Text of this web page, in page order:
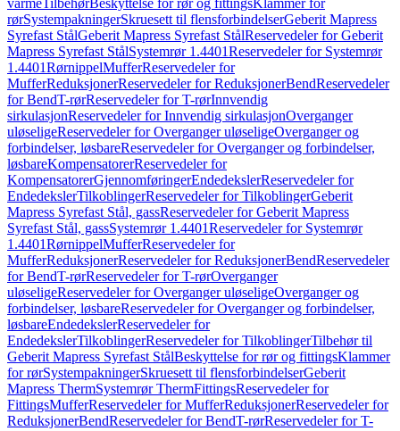
varmeTilbehørBeskyttelse for rør og fittingsKlammer for
rørSystempakningerSkruesett til flensforbindelserGeberit Mapress
Syrefast StålGeberit Mapress Syrefast StålReservedeler for Geberit
Mapress Syrefast StålSystemrør 1.4401Reservedeler for Systemrør
1.4401RørnippelMufferReservedeler for
MufferReduksjonerReservedeler for ReduksjonerBendReservedeler
for BendT-rørReservedeler for T-rørInnvendig
sirkulasjonReservedeler for Innvendig sirkulasjonOverganger
uløseligeReservedeler for Overganger uløseligeOverganger og
forbindelser, løsbareReservedeler for Overganger og forbindelser,
løsbareKompensatorerReservedeler for
KompensatorerGjennomføringerEndedekslerReservedeler for
EndedekslerTilkoblingerReservedeler for TilkoblingerGeberit
Mapress Syrefast Stål, gassReservedeler for Geberit Mapress
Syrefast Stål, gassSystemrør 1.4401Reservedeler for Systemrør
1.4401RørnippelMufferReservedeler for
MufferReduksjonerReservedeler for ReduksjonerBendReservedeler
for BendT-rørReservedeler for T-rørOverganger
uløseligeReservedeler for Overganger uløseligeOverganger og
forbindelser, løsbareReservedeler for Overganger og forbindelser,
løsbareEndedekslerReservedeler for
EndedekslerTilkoblingerReservedeler for TilkoblingerTilbehør til
Geberit Mapress Syrefast StålBeskyttelse for rør og fittingsKlammer
for rørSystempakningerSkruesett til flensforbindelserGeberit
Mapress ThermSystemrør ThermFittingsReservedeler for
FittingsMufferReservedeler for MufferReduksjonerReservedeler for
ReduksjonerBendReservedeler for BendT-rørReservedeler for T-